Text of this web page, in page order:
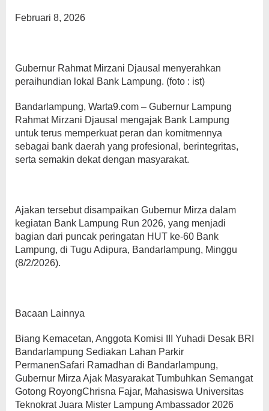
Februari 8, 2026
Gubernur Rahmat Mirzani Djausal menyerahkan
peraihundian lokal Bank Lampung. (foto : ist)
Bandarlampung, Warta9.com – Gubernur Lampung
Rahmat Mirzani Djausal mengajak Bank Lampung
untuk terus memperkuat peran dan komitmennya
sebagai bank daerah yang profesional, berintegritas,
serta semakin dekat dengan masyarakat.
Ajakan tersebut disampaikan Gubernur Mirza dalam
kegiatan Bank Lampung Run 2026, yang menjadi
bagian dari puncak peringatan HUT ke-60 Bank
Lampung, di Tugu Adipura, Bandarlampung, Minggu
(8/2/2026).
Bacaan Lainnya
Biang Kemacetan, Anggota Komisi III Yuhadi Desak BRI
Bandarlampung Sediakan Lahan Parkir
PermanenSafari Ramadhan di Bandarlampung,
Gubernur Mirza Ajak Masyarakat Tumbuhkan Semangat
Gotong RoyongChrisna Fajar, Mahasiswa Universitas
Teknokrat Juara Mister Lampung Ambassador 2026